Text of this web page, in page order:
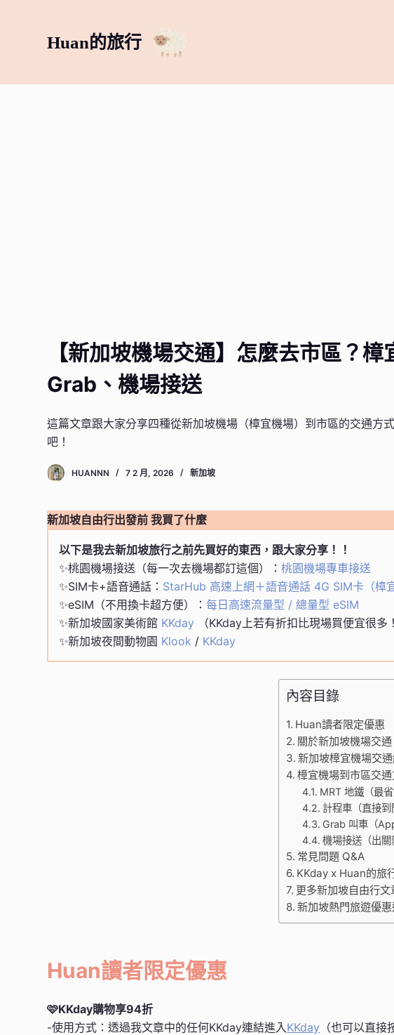
Huan的旅行
【新加坡機場交通】怎麼去市區？
Grab、機場接送
這篇文章跟大家分享四種從新加坡機場（樟宜機場）到市區的交通方
吧！
HUANNN 7 2 月, 2026 新加坡
新加坡自由行出發前 我買了什麼
以下是我去新加坡旅行之前先買好的東西，跟大家分享！！
✨桃園機場接送（每一次去機場都訂這個）：桃園機場專車接送
✨SIM卡+語音通話： StarHub 高速上網＋語音通話 4G SIM卡（樟
✨eSIM（不用換卡超方便）：每日高速流量型 / 總量型 eSIM
✨新加坡國家美術館 KKday （KKday上若有折扣比現場買便宜很多
✨新加坡夜間動物園 Klook / KKday
內容目錄
Huan讀者限定優惠
關於新加坡機場交通
新加坡樟宜機場交
樟宜機場到市區交
MRT 地鐵（最省
計程車（直接到
Grab 叫車（
機場接送（出關
常見問題 Q&A
KKday x Huan的旅
更多新加坡自由行文
新加坡熱門旅遊優
Huan讀者限定優惠
🩷KKday購物享94折
-使用方式：透過我文章中的任何KKday連結進入KKday （也可以直